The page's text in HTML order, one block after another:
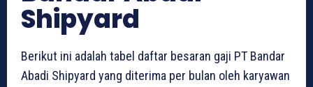
Shipyard
Berikut ini adalah tabel daftar besaran gaji PT Bandar
Abadi Shipyard yang diterima per bulan oleh karyawan